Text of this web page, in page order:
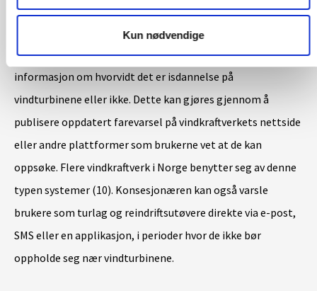
Kun nødvendige
oppstart etter avising/stans av turbiner.
Varslingen kan også nyanseres ved å gi brukere av området
informasjon om hvorvidt det er isdannelse på
vindturbinene eller ikke. Dette kan gjøres gjennom å
publisere oppdatert farevarsel på vindkraftverkets nettside
eller andre plattformer som brukerne vet at de kan
oppsøke. Flere vindkraftverk i Norge benytter seg av denne
typen systemer (10). Konsesjonæren kan også varsle
brukere som turlag og reindriftsutøvere direkte via e-post,
SMS eller en applikasjon, i perioder hvor de ikke bør
oppholde seg nær vindturbinene.